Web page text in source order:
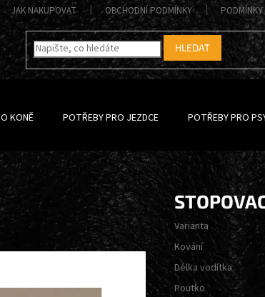
JAK NAKUPOVAT OBCHODNÍ PODMÍNKY
HLEDAT
KONĚ POTŘEBY PRO JEZDCE POTŘEBY PRO
Varianta
Kování
Délka vodítka
Poutko